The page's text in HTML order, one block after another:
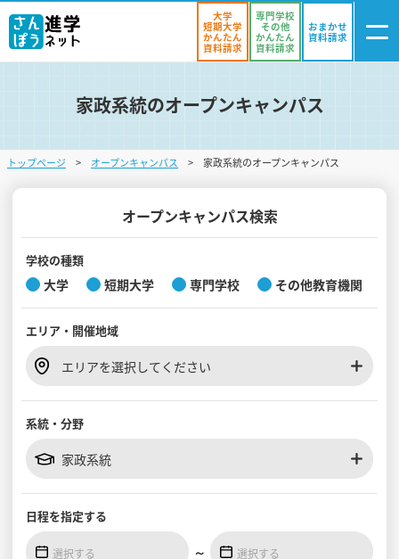
ログイン
・登録
気になる
学校を探す
オープンキャンパスを探す
入試・受験入門
お役立ち情報
見学会WEB手引書
大学
短期大学
かんたん
資料請求
専門学校
その他
かんたん
資料請求
おまかせ
資料請求
家政系統のオープンキャンパス
トップページ オープンキャンパス 家政系統のオープンキャンパス
オープンキャンパス検索
学校の種類
大学 短期大学 専門学校 その他教育機関
エリア・ 開催地域
エリアを選択してください
系統・分野
家政系統
日程を指定する
～